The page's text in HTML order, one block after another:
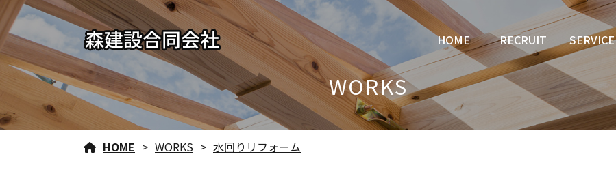
HOME RECRUIT SERVICE
WORKS
HOME WORKS 水回りリフォーム